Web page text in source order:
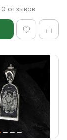
0 отзывов